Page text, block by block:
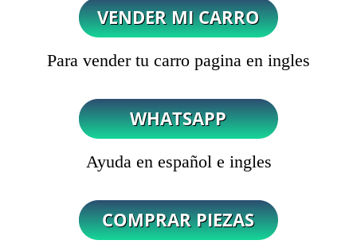
Para vender tu carro pagina en ingles
Ayuda en español e ingles